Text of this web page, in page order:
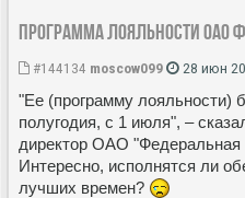
Программа лояльности ОАО
#144134 moscow099 28 июн
"Ее (программу лояльности)
полугодия, с 1 июля", –
директор ОАО "Федеральная
Интересно, исполнятся ли
лучших времен?